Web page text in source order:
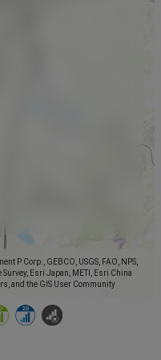
P Corp., GEBCO, USGS, FAO, NPS,
Esri Japan, METI, Esri China
and the GIS User Community